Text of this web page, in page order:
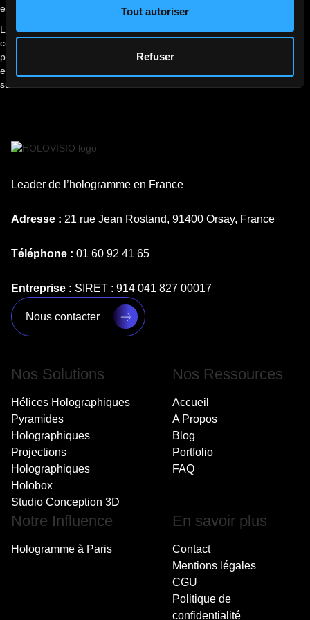
Tout autoriser
Refuser
en conséquence aucune responsabilité de ce fait.
La navigation sur le site est susceptible de provoquer l’installation de
cookie(s) sur l’ordinateur de l’utilisateur. Un cookie est un fichier de
petite taille, qui ne permet pas l’identification de l’utilisateur, mais qui
enregistre des informations relatives à la navigation d’un ordinateur
sur un site.
Leader de l’hologramme en France
Adresse : 21 rue Jean Rostand, 91400 Orsay, France
Téléphone : 01 60 92 41 65
Entreprise : SIRET : 914 041 827 00017
Nous contacter
Nos Solutions
Hélices Holographiques
Pyramides
Holographiques
Projections
Holographiques
Holobox
Studio Conception 3D
Nos Ressources
Accueil
A Propos
Blog
Portfolio
FAQ
Notre Influence
Hologramme à Paris
En savoir plus
Contact
Mentions légales
CGU
Politique de
confidentialité